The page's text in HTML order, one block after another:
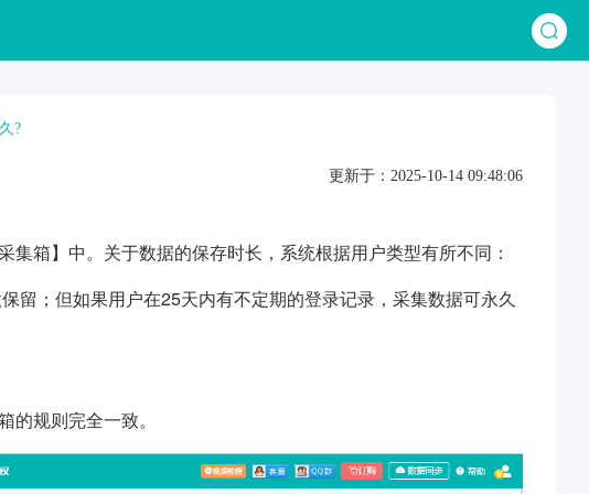
?
更新于：2025-10-14 09:48:06
箱】中。关于数据的保存时长，系统根据用户类型有所不同：
留；但如果用户在25天内有不定期的登录记录，采集数据可永久
规则完全一致。